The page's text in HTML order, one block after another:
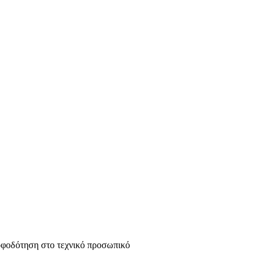
στο τεχνικό προσωπικό